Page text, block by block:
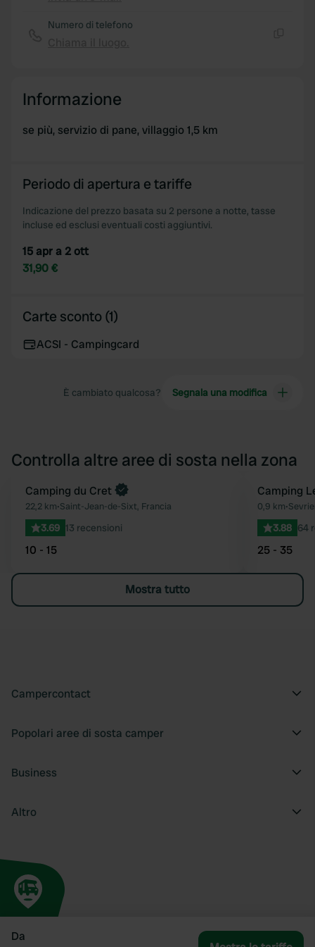
Da
Numero di telefono
Informazione
se più, servizio di pane, villaggio 1,5 km
Periodo di apertura e tariffe
Indicazione del prezzo basata su 2 persone a notte, tasse
incluse ed esclusi eventuali costi aggiuntivi.
15 apr a 2 ott
31,90 €
Carte sconto (1)
ACSI - Campingcard
È cambiato qualcosa? Segnala una modifica
Controlla altre aree di sosta nella zona
Preferito
Camping du Cret
22,2 km•Saint-Jean-de-Sixt, Francia
3.69 13 recensioni
10 - 15
Camping
0,9 km•
3.88 64
25 - 35
Mostra tutto
Campercontact
Popolari aree di sosta camper
Business
Altro